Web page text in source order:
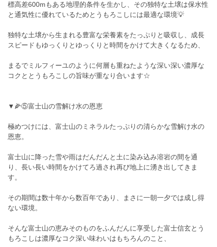
標高差600mもある地理的条件を生かし、その独特な土壌は保水性
と通気性に優れているためとうもろこしには最適な環境💡
独特な土壌から生まれる豊富な栄養素をたっぷりと吸収し、成長
スピードもゆっくりとゆっくりと時間をかけて大きくなるため、
まるでミルフィーユのように何層も重ねたような深い深い濃厚な
コクととうもろこしの旨味が重なり合います☆
▼🌽⑤富士山の雪解け水の恩恵
極めつけには、富士山のミネラルたっぷりの清らかな雪解け水の
恩恵。
富士山に降った雪や雨はだんだんと土に染み込み溶岩の間を通
り、長い長い時間をかけてろ過され再び地上に湧き出してきま
す。
その期間は数十年から数百年であり、まさに一朝一夕では成し得
ない環境。
そんな富士山の恵みそのものをふんだんに享受した富士信玄とう
もろこしは濃厚なコク深い味わいはもちろんのこと、